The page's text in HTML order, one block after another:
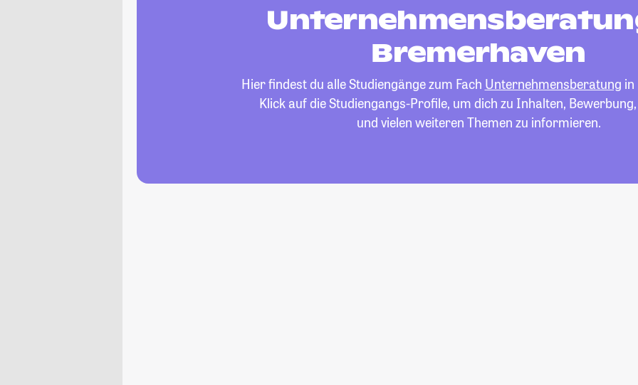
Bremerhaven
Hier findest du alle Studiengänge zum Fach Unternehmensberatung in
Klick auf die Studiengangs-Profile, um dich zu Inhalten,
und vielen weiteren Themen zu informieren.